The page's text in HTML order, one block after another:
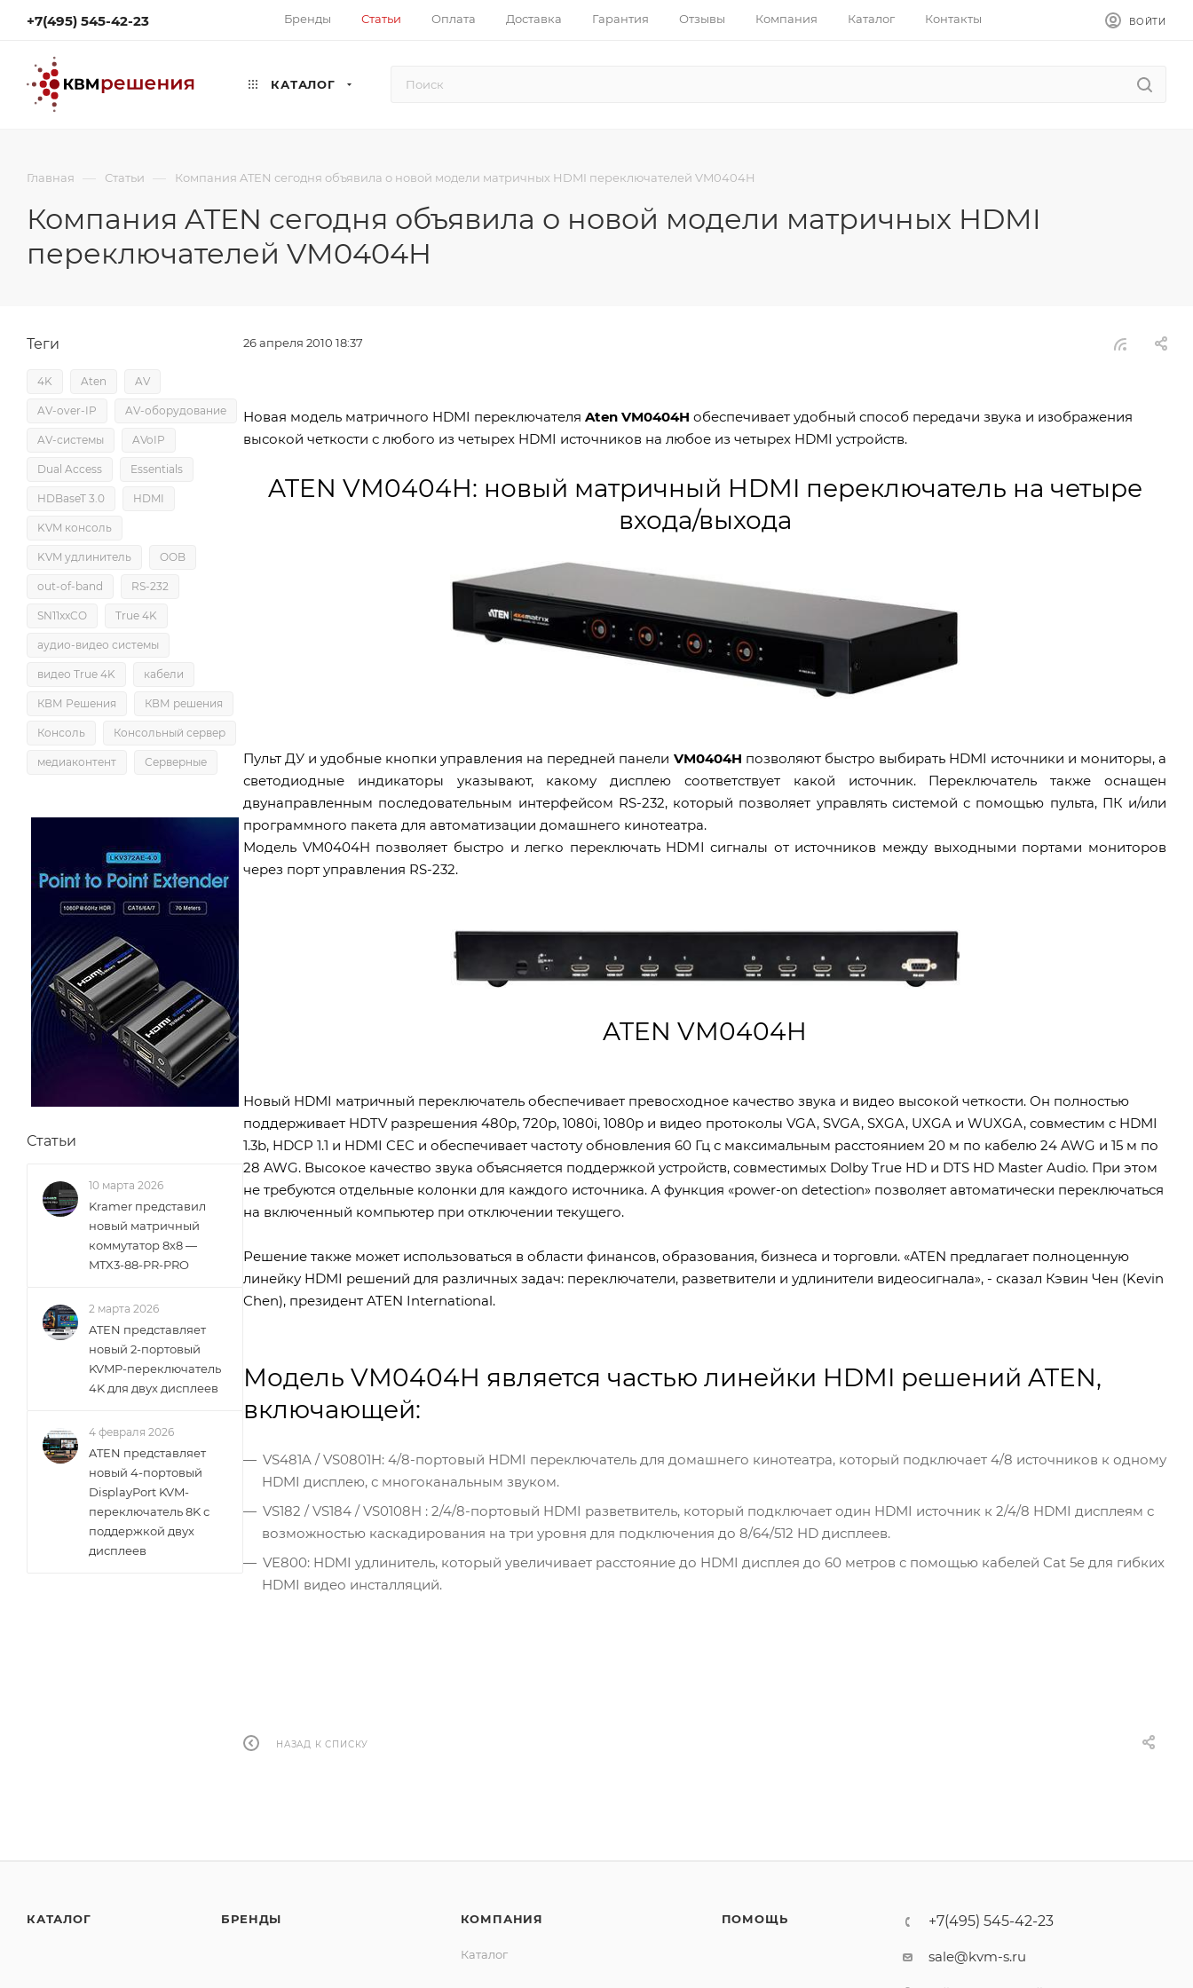
+7(495) 545-42-23 Бренды Статьи Оплата Доставка Гарантия Отзывы Компания Каталог Контакты ВОЙТИ
КАТАЛОГ
Главная — Статьи — Компания ATEN сегодня объявила о новой модели матричных HDMI переключателей VM0404H
Компания ATEN сегодня объявила о новой модели матричных HDMI
переключателей VM0404H
26 апреля 2010 18:37
Новая модель матричного HDMI переключателя Aten VM0404H обеспечивает удобный способ передачи звука и изображения
высокой четкости с любого из четырех HDMI источников на любое из четырех HDMI устройств.
ATEN VM0404H: новый матричный HDMI переключатель на четыре
входа/выхода
Пульт ДУ и удобные кнопки управления на передней панели VM0404H позволяют быстро выбирать HDMI источники и мониторы, а
светодиодные индикаторы указывают, какому дисплею соответствует какой источник. Переключатель также оснащен
двунаправленным последовательным интерфейсом RS-232, который позволяет управлять системой с помощью пульта, ПК и/или
программного пакета для автоматизации домашнего кинотеатра.
Модель VM0404H позволяет быстро и легко переключать HDMI сигналы от источников между выходными портами мониторов
через порт управления RS-232.
ATEN VM0404H
Новый HDMI матричный переключатель обеспечивает превосходное качество звука и видео высокой четкости. Он полностью
поддерживает HDTV разрешения 480p, 720p, 1080i, 1080p и видео протоколы VGA, SVGA, SXGA, UXGA и WUXGA, совместим с HDMI
1.3b, HDCP 1.1 и HDMI CEC и обеспечивает частоту обновления 60 Гц с максимальным расстоянием 20 м по кабелю 24 AWG и 15 м по
28 AWG. Высокое качество звука объясняется поддержкой устройств, совместимых Dolby True HD и DTS HD Master Audio. При этом
не требуются отдельные колонки для каждого источника. А функция «power-on detection» позволяет автоматически переключаться
на включенный компьютер при отключении текущего.
Решение также может использоваться в области финансов, образования, бизнеса и торговли. «ATEN предлагает полноценную
линейку HDMI решений для различных задач: переключатели, разветвители и удлинители видеосигнала», - сказал Кэвин Чен (Kevin
Chen), президент ATEN International.
Модель VM0404H является частью линейки HDMI решений ATEN,
включающей:
VS481A / VS0801H: 4/8-портовый HDMI переключатель для домашнего кинотеатра, который подключает 4/8 источников к одному
HDMI дисплею, с многоканальным звуком.
VS182 / VS184 / VS0108H : 2/4/8-портовый HDMI разветвитель, который подключает один HDMI источник к 2/4/8 HDMI дисплеям с
возможностью каскадирования на три уровня для подключения до 8/64/512 HD дисплеев.
VE800: HDMI удлинитель, который увеличивает расстояние до HDMI дисплея до 60 метров с помощью кабелей Cat 5e для гибких
HDMI видео инсталляций.
НАЗАД К СПИСКУ
Теги
4K Aten AV
AV-over-IP AV-оборудование
AV-системы AVoIP
Dual Access Essentials
HDBaseT 3.0 HDMI
KVM консоль
KVM удлинитель OOB
out-of-band RS-232
SN11xxCO True 4K
аудио-видео системы
видео True 4K кабели
КВМ Решения КВМ решения
Консоль Консольный сервер
медиаконтент Серверные
Статьи
10 марта 2026
Kramer представил
новый матричный
коммутатор 8x8 —
MTX3-88-PR-PRO
2 марта 2026
ATEN представляет
новый 2-портовый
KVMP-переключатель
4K для двух дисплеев
4 февраля 2026
ATEN представляет
новый 4-портовый
DisplayPort KVM-
переключатель 8K с
поддержкой двух
дисплеев
КАТАЛОГ БРЕНДЫ КОМПАНИЯ
Каталог
ПОМОЩЬ +7(495) 545-42-23
sale@kvm-s.ru